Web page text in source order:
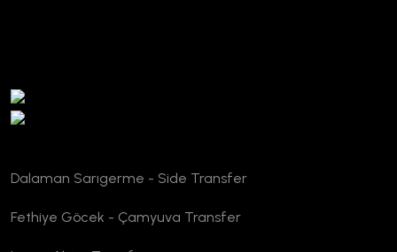
Dalaman Sarıgerme - Side Transfer
Fethiye Göcek - Çamyuva Transfer